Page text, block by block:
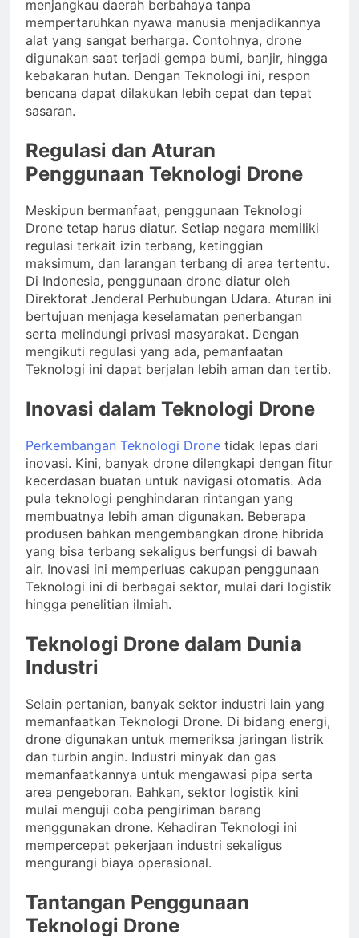
menjangkau daerah berbahaya tanpa
mempertaruhkan nyawa manusia menjadikannya
alat yang sangat berharga. Contohnya, drone
digunakan saat terjadi gempa bumi, banjir, hingga
kebakaran hutan. Dengan Teknologi ini, respon
bencana dapat dilakukan lebih cepat dan tepat
sasaran.
Regulasi dan Aturan
Penggunaan Teknologi Drone
Meskipun bermanfaat, penggunaan Teknologi
Drone tetap harus diatur. Setiap negara memiliki
regulasi terkait izin terbang, ketinggian
maksimum, dan larangan terbang di area tertentu.
Di Indonesia, penggunaan drone diatur oleh
Direktorat Jenderal Perhubungan Udara. Aturan ini
bertujuan menjaga keselamatan penerbangan
serta melindungi privasi masyarakat. Dengan
mengikuti regulasi yang ada, pemanfaatan
Teknologi ini dapat berjalan lebih aman dan tertib.
Inovasi dalam Teknologi Drone
Perkembangan Teknologi Drone tidak lepas dari
inovasi. Kini, banyak drone dilengkapi dengan fitur
kecerdasan buatan untuk navigasi otomatis. Ada
pula teknologi penghindaran rintangan yang
membuatnya lebih aman digunakan. Beberapa
produsen bahkan mengembangkan drone hibrida
yang bisa terbang sekaligus berfungsi di bawah
air. Inovasi ini memperluas cakupan penggunaan
Teknologi ini di berbagai sektor, mulai dari logistik
hingga penelitian ilmiah.
Teknologi Drone dalam Dunia
Industri
Selain pertanian, banyak sektor industri lain yang
memanfaatkan Teknologi Drone. Di bidang energi,
drone digunakan untuk memeriksa jaringan listrik
dan turbin angin. Industri minyak dan gas
memanfaatkannya untuk mengawasi pipa serta
area pengeboran. Bahkan, sektor logistik kini
mulai menguji coba pengiriman barang
menggunakan drone. Kehadiran Teknologi ini
mempercepat pekerjaan industri sekaligus
mengurangi biaya operasional.
Tantangan Penggunaan
Teknologi Drone